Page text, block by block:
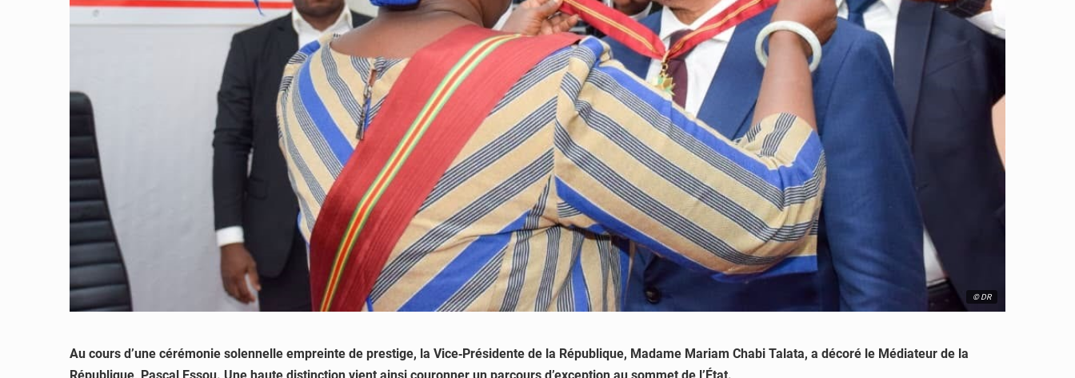
© DR
Au cours d’une cérémonie solennelle empreinte de prestige, la Vice‑Présidente de la République, Madame Mariam Chabi Talata, a décoré le Médiateur de la